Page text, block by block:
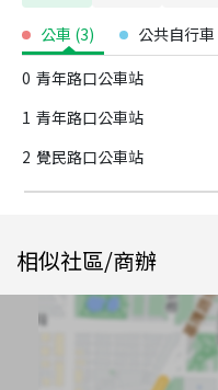
公車 (3) 公共自行車
0 青年路口公車站
1 青年路口公車站
2 覺民路口公車站
相似社區/商辦